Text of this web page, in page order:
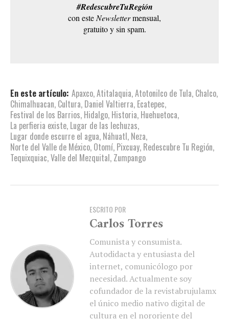
#RedescubreTuRegión
con este Newslettermensual,
gratuito y sin spam.
En este artículo: Apaxco,Atitalaquia,Atotonilco de Tula, Chalco,
Chimalhuacan, Cultura, Daniel Valtierra, Ecatepec,
Festival de los Barrios, Hidalgo, Historia, Huehuetoca,
La perfieria existe, Lugar de las lechuzas,
Lugar donde escurre el agua, Náhuatl, Neza,
Norte del Valle de México, Otomí, Pixcuay, Redescubre Tu Región,
Tequixquiac,Valle del Mezquital, Zumpango
ESCRITO POR
Carlos Torres
Comunista y consumista.
Autodidacta y entusiasta del
internet, comunicólogo por
necesidad. Actualmente soy
cofundador de la revistabrujulamx
el único medio nativo digital de
cultura en el nororiente del